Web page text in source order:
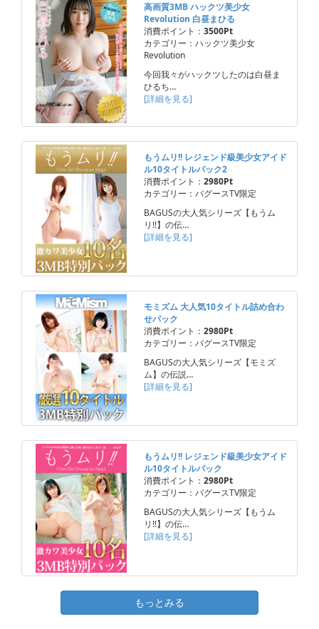
高画質3MB ハックツ美少女
Revolution 白昼まひる
消費ポイント： 3500Pt
カテゴリー：ハックツ美少女
Revolution
今回我々がハックツしたのは白昼ま
ひるち…
[詳細を見る]
もうムリ!! レジェンド級美少女アイド
ル10タイトルパック2
消費ポイント： 2980Pt
カテゴリー：バグースTV限定
BAGUSの大人気シリーズ【もうム
リ!!】の伝…
[詳細を見る]
モミズム 大人気10タイトル詰め合わ
せパック
消費ポイント： 2980Pt
カテゴリー：バグースTV限定
BAGUSの大人気シリーズ【モミズ
ム】の伝説…
[詳細を見る]
もうムリ!! レジェンド級美少女アイド
ル10タイトルパック
消費ポイント： 2980Pt
カテゴリー：バグースTV限定
BAGUSの大人気シリーズ【もうム
リ!!】の伝…
[詳細を見る]
もっとみる